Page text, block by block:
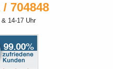
/ 704848
& 14-17 Uhr